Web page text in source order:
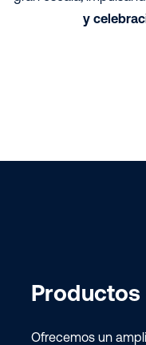
y
Productos
Ofrecemos un